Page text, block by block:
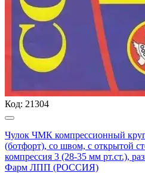
Код: 21304
Чулок ЧМК компрессионный
(ботфорт), со швом, с открытой
компрессия 3 (28-35 мм рт.ст.),
Фарм ЛПП (РОССИЯ)